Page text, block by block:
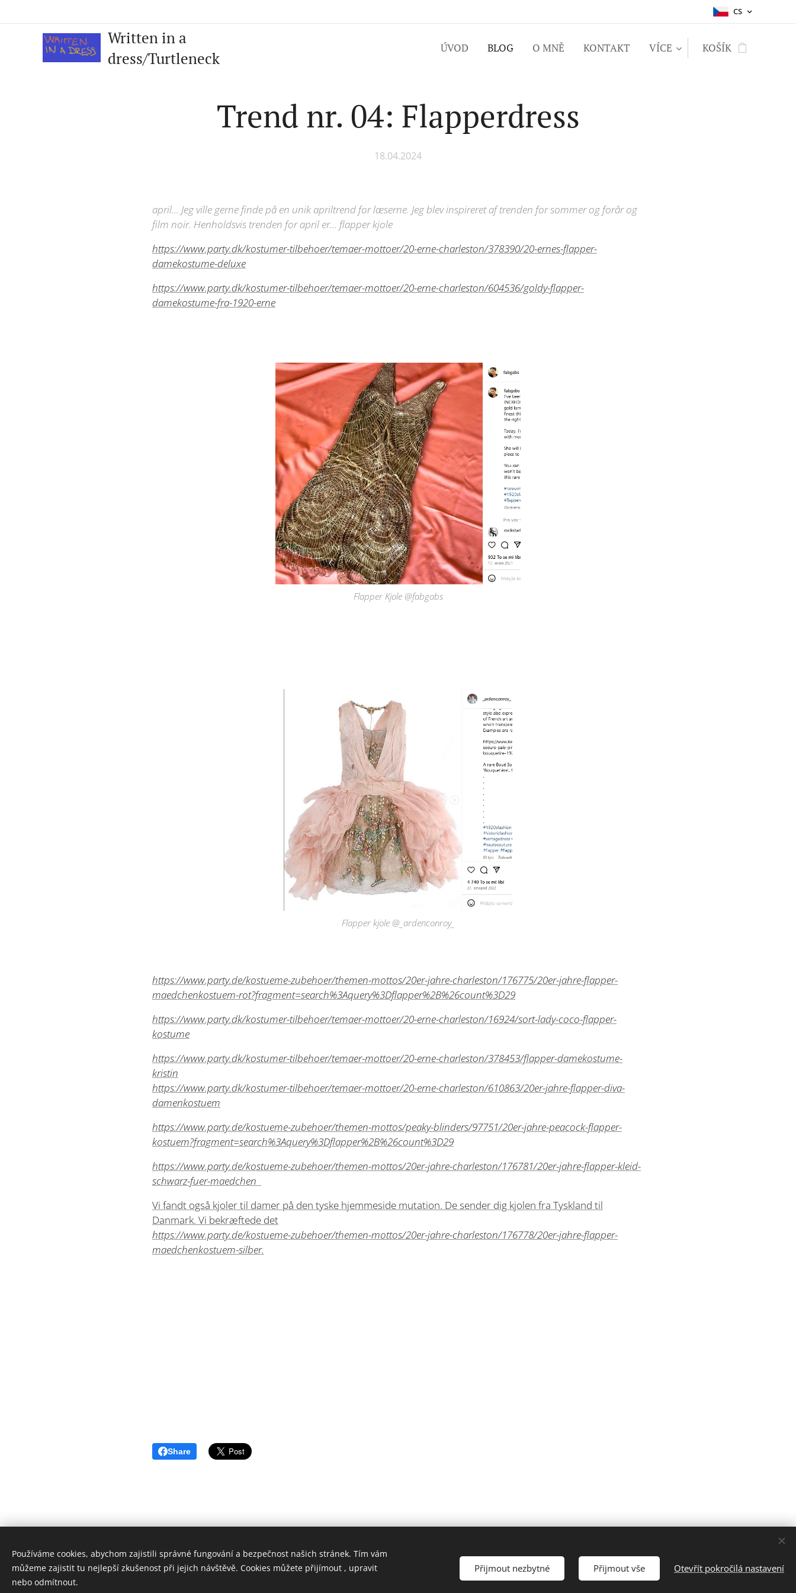
CS
Written in a
dress/Turtleneck
ÚVOD BLOG O MNĚ KONTAKT VÍCE KOŠÍK
Trend nr. 04: Flapperdress
18.04.2024
april... Jeg ville gerne finde på en unik apriltrend for læserne. Jeg blev inspireret af trenden for sommer og forår og
film noir. Henholdsvis trenden for april er... flapper kjole
https://www.party.dk/kostumer-tilbehoer/temaer-mottoer/20-erne-charleston/378390/20-ernes-flapper-
damekostume-deluxe
https://www.party.dk/kostumer-tilbehoer/temaer-mottoer/20-erne-charleston/604536/goldy-flapper-
damekostume-fra-1920-erne
Flapper Kjole @fabgabs
Flapper kjole @_ardenconroy_
https://www.party.de/kostueme-zubehoer/themen-mottos/20er-jahre-charleston/176775/20er-jahre-flapper-
maedchenkostuem-rot?fragment=search%3Aquery%3Dflapper%2B%26count%3D29
https://www.party.dk/kostumer-tilbehoer/temaer-mottoer/20-erne-charleston/16924/sort-lady-coco-flapper-
kostume
https://www.party.dk/kostumer-tilbehoer/temaer-mottoer/20-erne-charleston/378453/flapper-damekostume-
kristin
https://www.party.dk/kostumer-tilbehoer/temaer-mottoer/20-erne-charleston/610863/20er-jahre-flapper-diva-
damenkostuem
https://www.party.de/kostueme-zubehoer/themen-mottos/peaky-blinders/97751/20er-jahre-peacock-flapper-
kostuem?fragment=search%3Aquery%3Dflapper%2B%26count%3D29
https://www.party.de/kostueme-zubehoer/themen-mottos/20er-jahre-charleston/176781/20er-jahre-flapper-kleid-
schwarz-fuer-maedchen
Vi fandt også kjoler til damer på den tyske hjemmeside mutation. De sender dig kjolen fra Tyskland til
Danmark. Vi bekræftede det
https://www.party.de/kostueme-zubehoer/themen-mottos/20er-jahre-charleston/176778/20er-jahre-flapper-
maedchenkostuem-silber.
Share
SEKOSS,s.r.o © Všechna práva vyhrazena 2022-2024
Vytvořeno službou
Jazyky
Používáme cookies, abychom zajistili správné fungování a bezpečnost našich stránek. Tím vám
můžeme zajistit tu nejlepší zkušenost při jejich návštěvě. Cookies můžete přijímout , upravit
nebo odmítnout.
Přijmout nezbytné Přijmout vše Otevřít pokročilá nastavení